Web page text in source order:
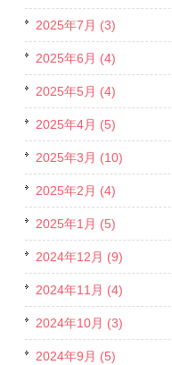
2025年7月 (3)
2025年6月 (4)
2025年5月 (4)
2025年4月 (5)
2025年3月 (10)
2025年2月 (4)
2025年1月 (5)
2024年12月 (9)
2024年11月 (4)
2024年10月 (3)
2024年9月 (5)